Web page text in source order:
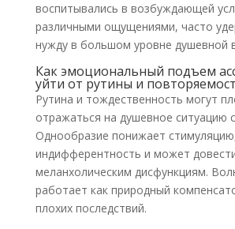
воспитывались в возбуждающей
различными ощущениями, часто
нужду в большом уровне душевной
Как эмоциональный подъем
уйти от рутины и
Рутина и тождественность могут
отражаться на душевное ситуацию
Однообразие понижает
индифферентность и может
меланхолическим дисфункциям.
работает как природный
плохих последствий.